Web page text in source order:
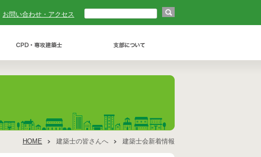
お問い合わせ・アクセス
建築士会新着情報
建築士の皆さんへ
HOME